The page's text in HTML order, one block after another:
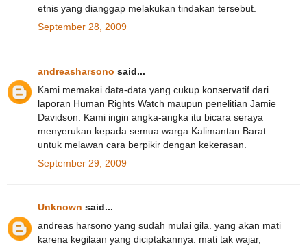
etnis yang dianggap melakukan tindakan tersebut.
September 28, 2009
andreasharsono said...
Kami memakai data-data yang cukup konservatif dari
laporan Human Rights Watch maupun penelitian Jamie
Davidson. Kami ingin angka-angka itu bicara seraya
menyerukan kepada semua warga Kalimantan Barat
untuk melawan cara berpikir dengan kekerasan.
September 29, 2009
Unknown said...
andreas harsono yang sudah mulai gila. yang akan mati
karena kegilaan yang diciptakannya. mati tak wajar,